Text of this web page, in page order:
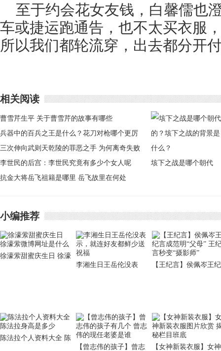
至于约会花女友钱，白馨儒也
车或捷运跑通告，也不太买衣服
所以我们都轮流穿，出去都分开
相关阅读
曹雪芹生平 关于曹雪芹的故事有哪些
兵器中的百兵之王是什么？花刀对枪哪个更厉
害
三次伸向武则天乾陵的罪恶之手 为何离奇失败
李世民的后宫：李世民究竟有多少个女人呢
抗金大将岳飞祖籍是哪里 岳飞故里在何处
垓下之战是哪个朝代
小编推荐
徐濠萦甜蜜庆生日 徐濠
李湘生日王岳伦没表
【王纪言】侯佩岑王纪
陈法拉个人资料大全 陈
【曾志伟的孩子】曾志
【女神新装衣服】女神